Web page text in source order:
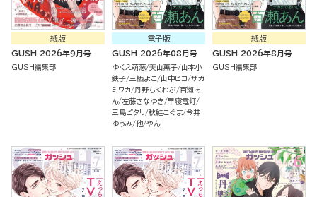
紙版
GUSH 2026年9月号
GUSH編集部
電子版
GUSH 2026年08月号
ゆくえ萌葱 美山薫子 山本小
鉄子 三栖よこ 山中ヒコ サガ
ミワカ 丹野ちくわぶ 百瀬あ
ん 左藤さなゆき 早寝電灯
三島ピタリ
秋鮭こぐま 今井
ゆうみ 他 やん
紙版
GUSH 2026年8月号
GUSH編集部